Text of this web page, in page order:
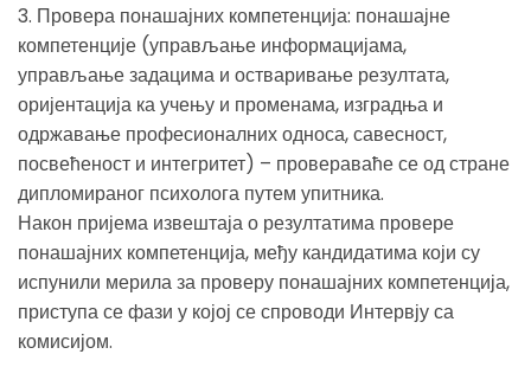
3. Провера понашајних компетенција: понашајне
компетенције (управљање информацијама,
управљање задацима и остваривање резултата,
оријентација ка учењу и променама, изградња и
одржавање професионалних односа, савесност,
посвећеност и интегритет) – провераваће се од стране
дипломираног психолога путем упитника.
Након пријема извештаја о резултатима провере
понашајних компетенција, међу кандидатима који су
испунили мерила за проверу понашајних компетенција,
приступа се фази у којој се спроводи Интервју са
комисијом.